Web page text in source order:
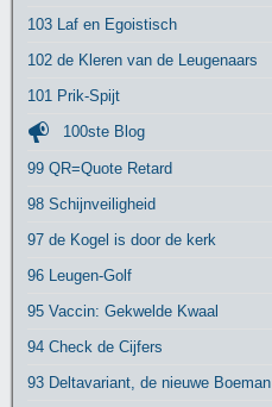
103 Laf en Egoistisch
102 de Kleren van de Leugenaars
101 Prik-Spijt
100ste Blog
99 QR=Quote Retard
98 Schijnveiligheid
97 de Kogel is door de kerk
96 Leugen-Golf
95 Vaccin: Gekwelde Kwaal
94 Check de Cijfers
93 Deltavariant, de nieuwe Boeman